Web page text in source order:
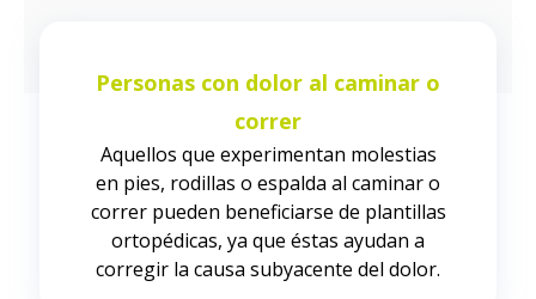
Personas con dolor al caminar o
correr
Aquellos que experimentan molestias
en pies, rodillas o espalda al caminar o
correr pueden beneficiarse de plantillas
ortopédicas, ya que éstas ayudan a
corregir la causa subyacente del dolor.